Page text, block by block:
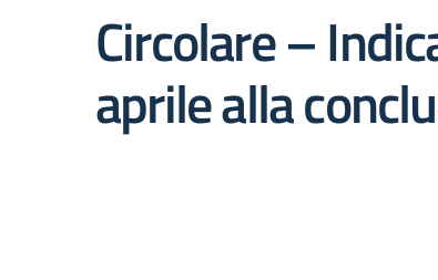
Circolare –
aprile alla